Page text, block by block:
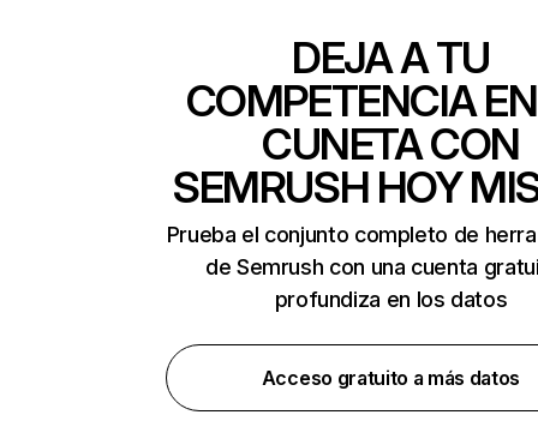
DEJA A TU
COMPETENCIA
CUNETA CON
SEMRUSH HOY
Prueba el conjunto completo de
de Semrush con una cuenta
profundiza en los datos
Acceso gratuito a más datos